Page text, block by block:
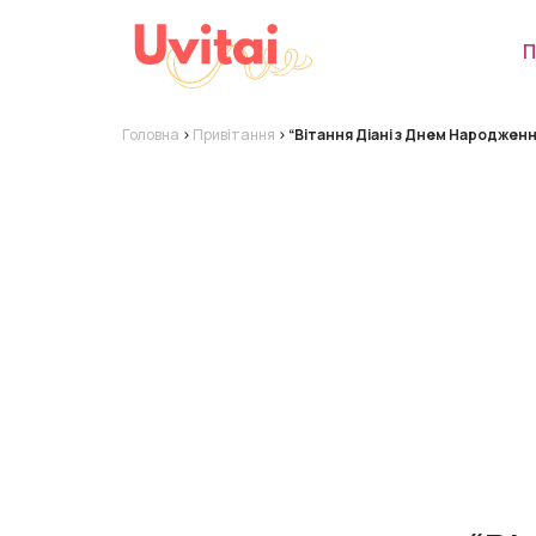
Головна > Привітання > “Вітання Діані з Днем